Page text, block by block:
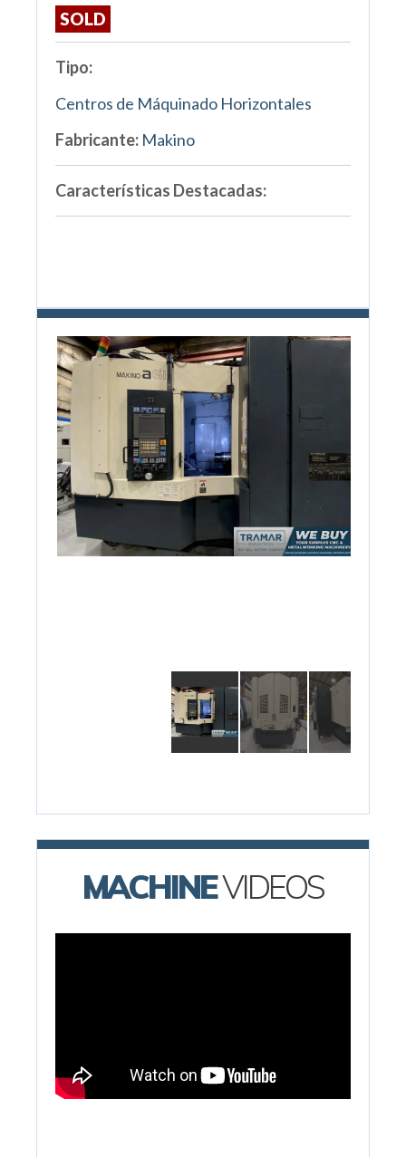
SOLD
Tipo:
Centros de Máquinado Horizontales
Fabricante: Makino
Características Destacadas:
MACHINEVIDEOS